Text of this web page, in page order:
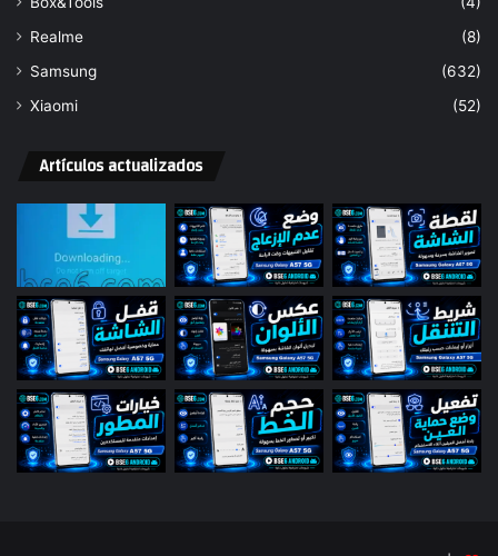
Realme
(8)
Samsung
(632)
Xiaomi
(52)
Artículos actualizados